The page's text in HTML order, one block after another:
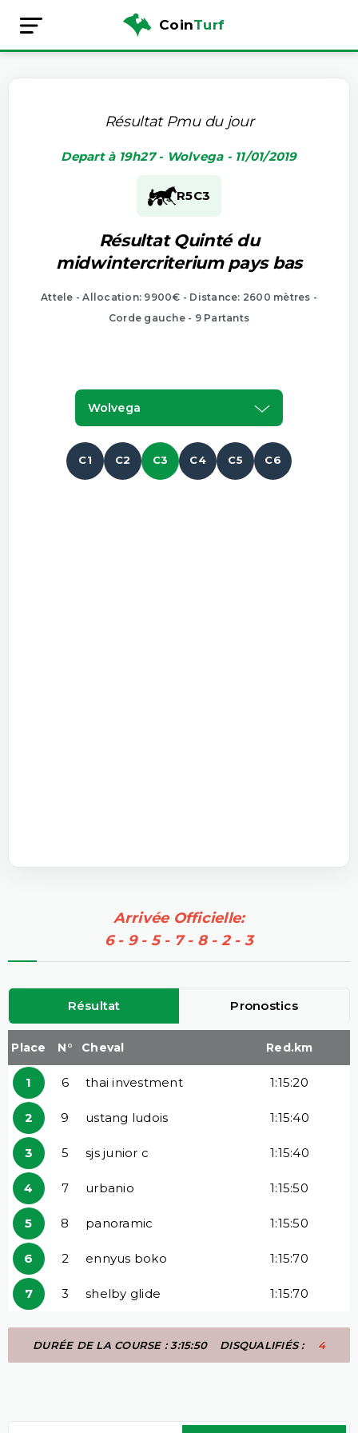
CoinTurf
Résultat Pmu du jour
Depart à 19h27 - Wolvega - 11/01/2019
R5C3
Résultat Quinté du
midwintercriterium pays bas
Attele - Allocation: 9900€ - Distance: 2600 mètres -
Corde gauche - 9 Partants
Wolvega
C1 C2 C3 C4 C5 C6
Arrivée Officielle:
6 - 9 - 5 - 7 - 8 - 2 - 3
Résultat Pronostics
Place N° Cheval Red.km
1 6 thai investment 1:15:20
2 9 ustang ludois 1:15:40
3 5 sjs junior c 1:15:40
4 7 urbanio 1:15:50
5 8 panoramic 1:15:50
6 2 ennyus boko 1:15:70
7 3 shelby glide 1:15:70
DURÉE DE LA COURSE : 3:15:50 DISQUALIFIÉS : 4